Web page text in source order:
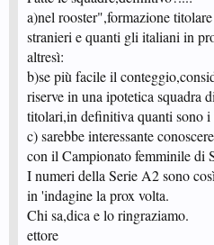
a)nel rooster",formazione
stranieri e quanti gli italiani in
altresì:
b)se più facile il
riserve in una ipotetica squadra
titolari,in definitiva quanti sono i
c) sarebbe interessante
con il Campionato femminile di
I numeri della Serie A2 sono
in 'indagine la prox volta.
Chi sa,dica e lo ringraziamo.
ettore